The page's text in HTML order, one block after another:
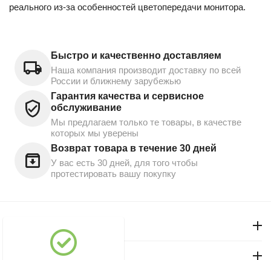
реального из-за особенностей цветопередачи монитора.
Быстро и качественно доставляем
Наша компания производит доставку по всей
России и ближнему зарубежью
Гарантия качества и сервисное
обслуживание
Мы предлагаем только те товары, в качестве
которых мы уверены
Возврат товара в течение 30 дней
У вас есть 30 дней, для того чтобы
протестировать вашу покупку
Магазин "Северный"